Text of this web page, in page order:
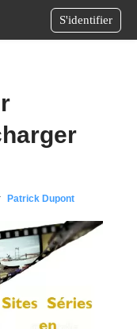
S'identifier
Patrick Dupont